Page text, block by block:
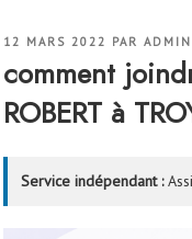
PUBLIÉ
12 MARS 2022 PAR
comment
ROBERT à
Service indépendant :